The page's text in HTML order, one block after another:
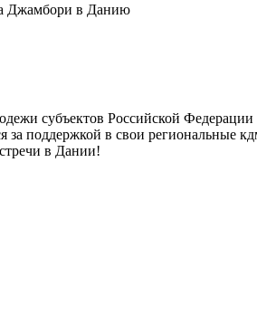
Джамбори в Данию
субъектов Российской Федерации
за поддержкой в свои региональные
в Дании!